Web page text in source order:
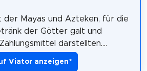
der Mayas und Azteken, für die
der Götter galt und
darstellten....
Viator anzeigen*